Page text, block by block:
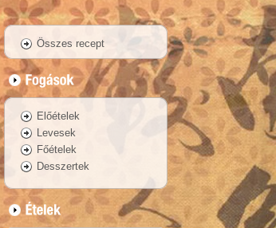
Összes recept
Előételek
Levesek
Főételek
Desszertek